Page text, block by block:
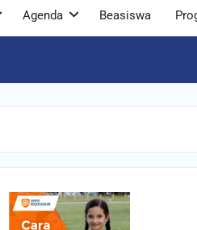
Agenda Beasiswa